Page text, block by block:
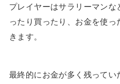
プレイヤーはサラリーマン
ったり買ったり、お金を使
きます。
最終的にお金が多く残って